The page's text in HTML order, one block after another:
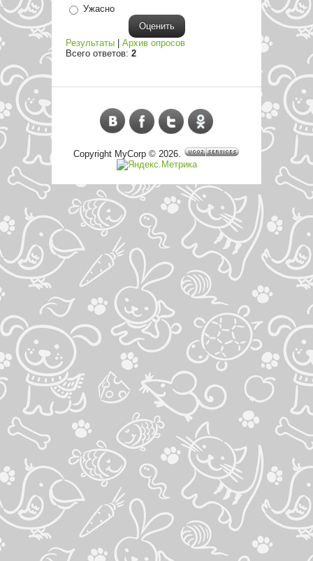
Ужасно
Результаты
Архив опросов
Всего ответов: 2
Copyright MyCorp © 2026